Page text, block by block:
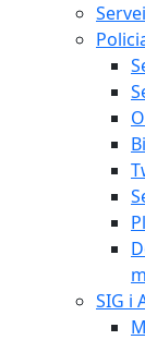
SIG i